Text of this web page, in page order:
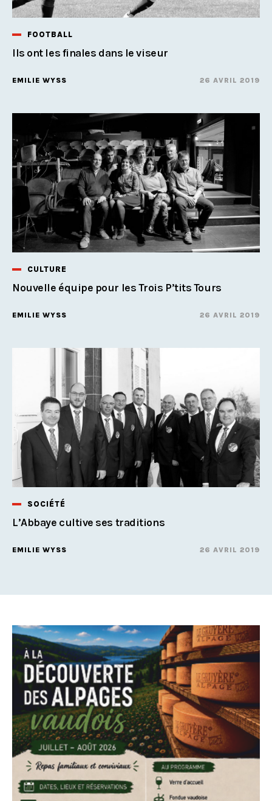
FOOTBALL
Ils ont les finales dans le viseur
EMILIE WYSS 26 AVRIL 2019
CULTURE
Nouvelle équipe pour les Trois P’tits Tours
EMILIE WYSS 26 AVRIL 2019
SOCIÉTÉ
L’Abbaye cultive ses traditions
EMILIE WYSS 26 AVRIL 2019